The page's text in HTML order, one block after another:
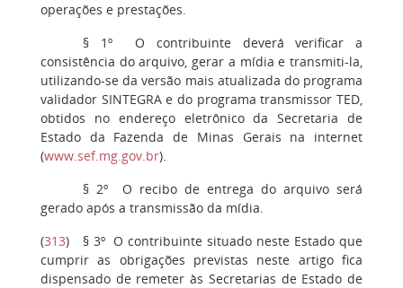
operações e prestações.
§ 1º
O contribuinte deverá verificar a
consistência do arquivo, gerar a mídia e transmiti-la,
utilizando-se da versão mais atualizada do programa
validador SINTEGRA e do programa transmissor TED,
obtidos no endereço eletrônico da Secretaria de
Estado da Fazenda de Minas Gerais na internet
(www.sef.mg.gov.br).
§ 2º
O recibo de entrega do arquivo será
gerado após a transmissão da mídia.
(313) § 3º O contribuinte situado neste Estado que
cumprir as obrigações previstas neste artigo fica
dispensado de remeter às Secretarias de Estado de